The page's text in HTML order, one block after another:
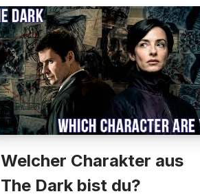
Welcher Charakter aus
The Dark bist du?